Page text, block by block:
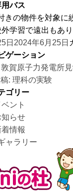
バス
の物件を対象
学習で遠出もあり
日 2024年6月25日
ゲーション
賀原子力発電所
: 理科の実験
ゴリー
ント
知らせ
着情報
ャラリー